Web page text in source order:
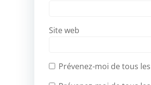
Site web
Prévenez-moi de tous